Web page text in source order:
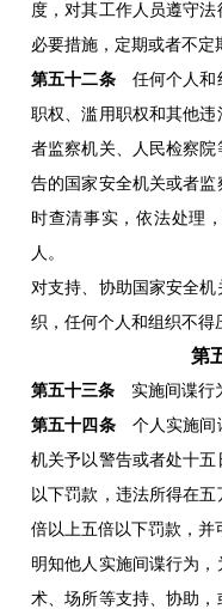
度，对其工作人员遵守
必要措施，定期或者不定
第五十二条任何个人和
职权、滥用职权和其他
者监察机关、人民检察
告的国家安全机关或者
时查清事实，依法处理
人。
对支持、协助国家安全
织，任何个人和组织不得
第
第五十三条 实施间谍行
第五十四条个人实施间
机关予以警告或者处十
以下罚款，违法所得在
倍以上五倍以下罚款，并
明知他人实施间谍行为
术、场所等支持、协助